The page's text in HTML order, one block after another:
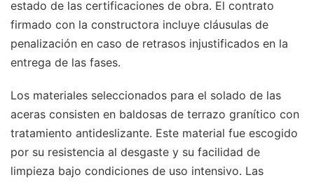
estado de las certificaciones de obra. El contrato
firmado con la constructora incluye cláusulas de
penalización en caso de retrasos injustificados en la
entrega de las fases.
Los materiales seleccionados para el solado de las
aceras consisten en baldosas de terrazo granítico con
tratamiento antideslizante. Este material fue escogido
por su resistencia al desgaste y su facilidad de
limpieza bajo condiciones de uso intensivo. Las